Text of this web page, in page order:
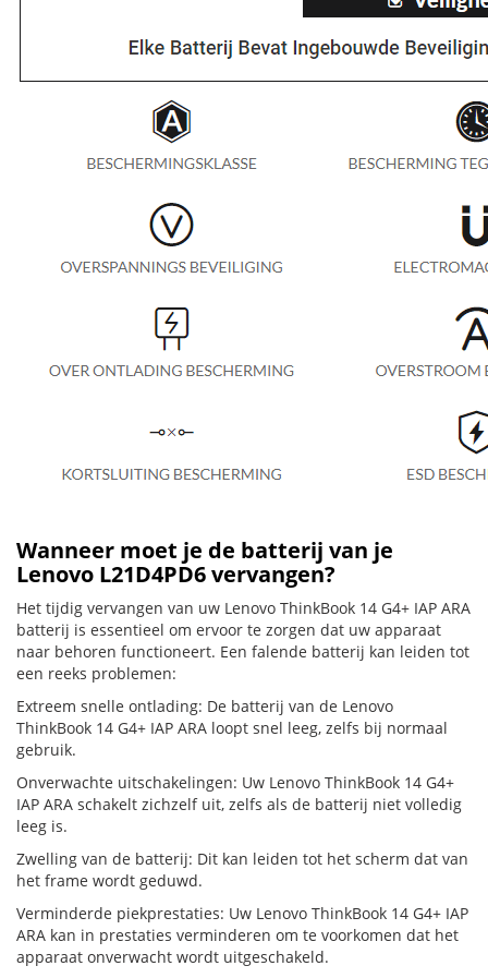
Wanneer moet je de batterij van je
Lenovo L21D4PD6 vervangen?
Het tijdig vervangen van uw Lenovo ThinkBook 14 G4+ IAP ARA
batterij is essentieel om ervoor te zorgen dat uw apparaat
naar behoren functioneert. Een falende batterij kan leiden tot
een reeks problemen:
Extreem snelle ontlading: De batterij van de Lenovo
ThinkBook 14 G4+ IAP ARA loopt snel leeg, zelfs bij normaal
gebruik.
Onverwachte uitschakelingen: Uw Lenovo ThinkBook 14 G4+
IAP ARA schakelt zichzelf uit, zelfs als de batterij niet volledig
leeg is.
Zwelling van de batterij: Dit kan leiden tot het scherm dat van
het frame wordt geduwd.
Verminderde piekprestaties: Uw Lenovo ThinkBook 14 G4+ IAP
ARA kan in prestaties verminderen om te voorkomen dat het
apparaat onverwacht wordt uitgeschakeld.